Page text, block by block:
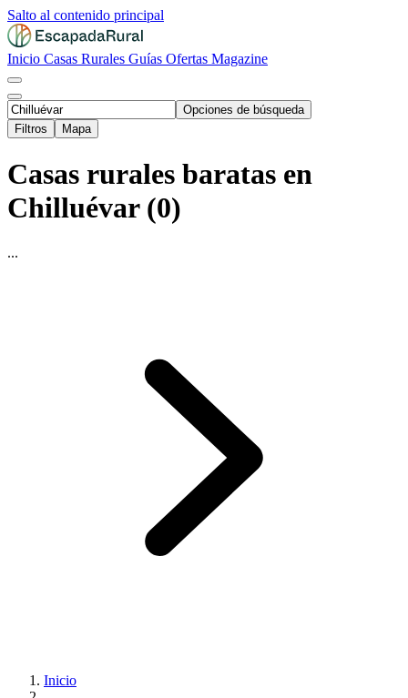
Salto al contenido principal
Inicio Casas Rurales Guías Ofertas Magazine
Opciones de búsqueda
Filtros
Mapa
Casas rurales baratas en
Chilluévar (0)
...
Inicio